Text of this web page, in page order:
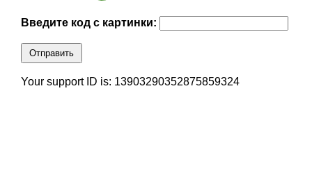
Введите код с картинки:
Отправить
Your support ID is: 13903290352875859324